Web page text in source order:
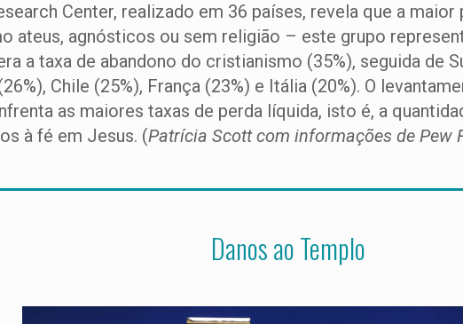
Center, realizado em 36 países, revela que a
ateus, agnósticos ou sem religião – este grupo
a taxa de abandono do cristianismo (35%), seguida de
Chile (25%), França (23%) e Itália (20%). O
as maiores taxas de perda líquida, isto é, a
à fé em Jesus. (Patrícia Scott com informações de Pew
Danos ao Templo